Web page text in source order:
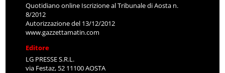
Quotidiano online Iscrizione al Tribunale di Aosta n.
8/2012
Autorizzazione del 13/12/2012
www.gazzettamatin.com
Editore
LG PRESSE S.R.L.
via Festaz, 52 11100 AOSTA